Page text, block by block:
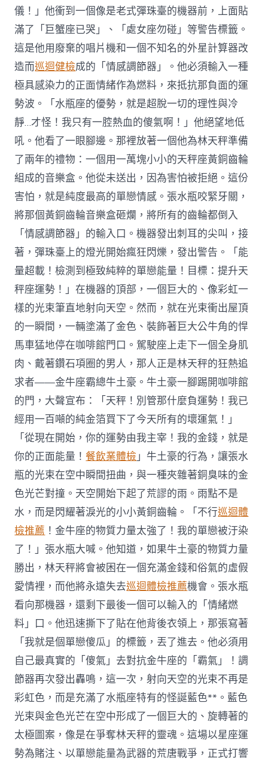
儀！」他衝到一個像是老式彈珠臺的機器前，上面貼
滿了「巨蟹座已哭」、「處女座勿碰」等警告標籤。
這是他用廢棄的唱片機和一個不知名的外星計算器改
造而巡迴健檢成的「情感調節器」。他必須輸入一種
極具感染力的正面情緒作為燃料，來抵抗那負面的運
勢波。「水瓶座的優勢，就是超脫一切的理性與冷
靜…才怪！我只有一腔熱血的傻氣啊！」他絕望地低
吼。他看了一眼腳邊。那裡放著一個他為林天秤準備
了兩年的禮物：一個用一萬塊小小的天秤座黃銅齒輪
組成的音樂盒。他從未送出，因為害怕被拒絕。這份
害怕，就是純度最高的單戀情感。張水瓶咬緊牙關，
將那個黃銅齒輪音樂盒砸爛，將所有的齒輪都倒入
「情感調節器」的輸入口。機器發出刺耳的尖叫，接
著，彈珠臺上的燈光開始瘋狂閃爍，發出警告。「能
量超載！檢測到極致純粹的單戀能量！目標：提升天
秤座運勢！」在機器的頂部，一個巨大的、像彩虹一
樣的光束筆直地射向天空。然而，就在光束衝出屋頂
的一瞬間，一輛塗滿了金色、裝飾著巨大公牛角的悍
馬車猛地停在咖啡館門口。駕駛座上走下一個全身肌
肉、戴著鑽石項圈的男人，那人正是林天秤的狂熱追
求者——金牛座霸總牛土豪。牛土豪一腳踢開咖啡館
的門，大聲宣布：「天秤！別管那什麼負運勢！我已
經用一百噸的純金箔買下了今天所有的壞運氣！」
「從現在開始，你的運勢由我主宰！我的金錢，就是
你的正面能量！ 餐飲業體檢」牛土豪的行為，讓張水
瓶的光束在空中瞬間扭曲，與一種夾雜著銅臭味的金
色光芒對撞。天空開始下起了荒謬的雨。雨點不是
水，而是閃耀著淚光的小小黃銅齒輪。「不行巡迴體
檢推薦 ！金牛座的物質力量太強了！我的單戀被汙染
了！」張水瓶大喊。他知道，如果牛土豪的物質力量
勝出，林天秤將會被困在一個充滿金錢和俗氣的虛假
愛情裡，而他將永遠失去巡迴體檢推薦機會。張水瓶
看向那機器，還剩下最後一個可以輸入的「情緒燃
料」口。他迅速撕下了貼在他背後衣領上，那張寫著
「我就是個單戀傻瓜」的標籤，丟了進去。他必須用
自己最真實的「傻氣」去對抗金牛座的「霸氣」！調
節器再次發出轟鳴，這一次，射向天空的光束不再是
彩虹色，而是充滿了水瓶座特有的怪誕藍色**。藍色
光束與金色光芒在空中形成了一個巨大的、旋轉著的
太極圖案，像是在爭奪林天秤的靈魂。這場以星座運
勢為賭注、以單戀能量為武器的荒唐戰爭，正式打響